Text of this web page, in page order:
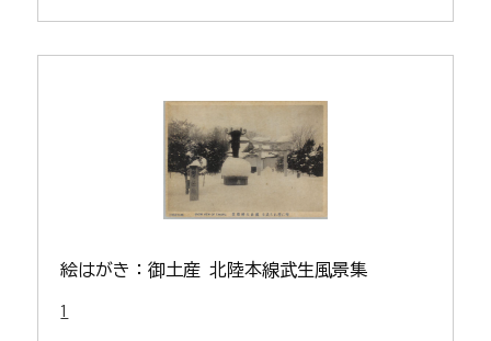
絵はがき：御土産 北陸本線武生風景集
1